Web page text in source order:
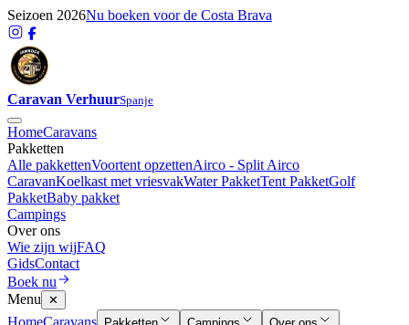
Seizoen 2026Nu boeken voor de Costa Brava
Caravan VerhuurSpanje
HomeCaravans
Pakketten
Alle pakkettenVoortent opzettenAirco - Split Airco
CaravanKoelkast met vriesvakWater PakketTent PakketGolf
PakketBaby pakket
Campings
Over ons
Wie zijn wijFAQ
GidsContact
Boek nu
Menu
✕
HomeCaravans